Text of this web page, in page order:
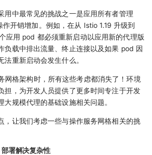
用中最常见的挑战之一是应用所有者管理
开销增加。例如，在从 Istio 1.19 升级到
应用 pod 都必须重新启动以应用新的代理版
负载中排出流量、终止连接以及如果 pod 因
重新启动会发生什么。
网格架构时，所有这些考虑都消失了！环境
担，为开发人员提供了更多时间专注于开发
大规模代理的基础设施相关问题。
，让我们考虑一些与操作服务网格相关的挑
署解决复杂性